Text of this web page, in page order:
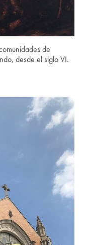
de
desde el siglo VI.